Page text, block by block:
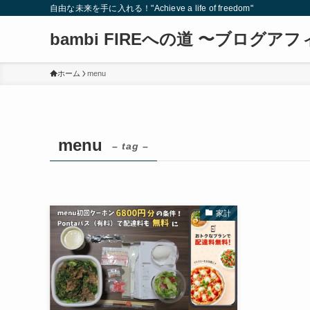
自由な未来を手に入れる！"Achieve a life of freedom"
bambi FIREへの道 〜ブログアフ
ホーム menu
menu – tag –
家計